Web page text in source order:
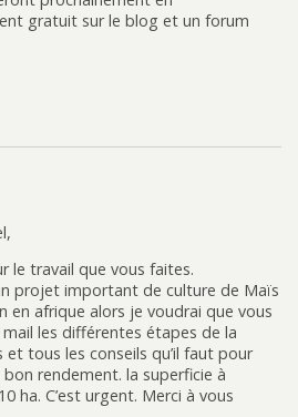
gratuit sur le blog et un forum
le travail que vous faites.
projet important de culture de Maïs
en afrique alors je voudrai que vous
mail les différentes étapes de la
tous les conseils qu’il faut pour
bon rendement. la superficie à
ha. C’est urgent. Merci à vous